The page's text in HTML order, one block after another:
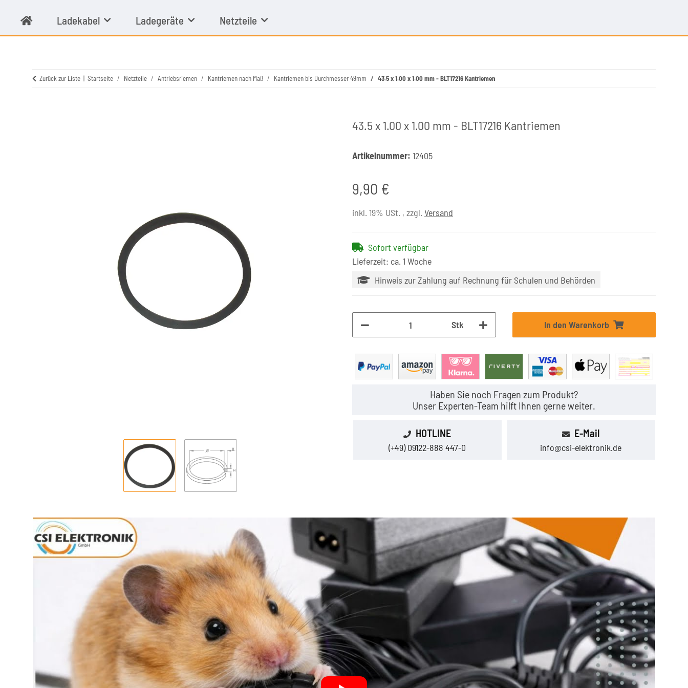
Ladekabel Ladegeräte Netzteile
Zurück zur Liste Startseite Netzteile Antriebsriemen Kantriemen nach Maß Kantriemen bis Durchmesser 49mm 43.5 x 1.00 x 1.00 mm - BLT17216 Kantriemen
43.5 x 1.00 x 1.00 mm - BLT17216 Kantriemen
Artikelnummer: 12405
9,90 €
inkl. 19% USt. , zzgl. Versand
Sofort verfügbar
Lieferzeit: ca. 1 Woche
Hinweis zur Zahlung auf Rechnung für Schulen und Behörden
Stk In den Warenkorb
Haben Sie noch Fragen zum Produkt?
Unser Experten-Team hilft Ihnen gerne weiter.
HOTLINE
(+49) 09122-888 447-0
E-Mail
info@csi-elektronik.de